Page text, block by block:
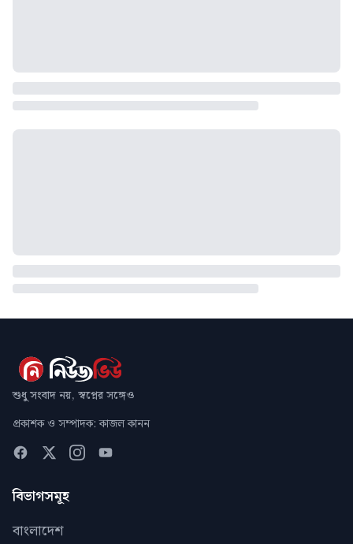
শুধু সংবাদ নয়, স্বপ্নের সঙ্গেও
প্রকাশক ও সম্পাদক: কাজল কানন
বিভাগসমূহ
বাংলাদেশ